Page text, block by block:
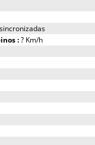
:? Km/h